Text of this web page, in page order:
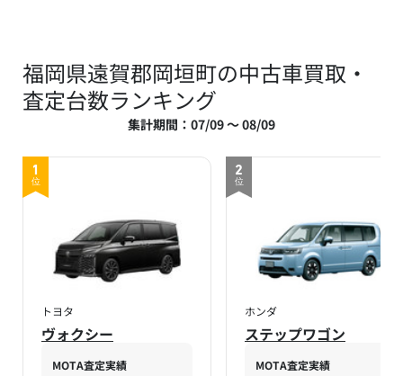
福岡県遠賀郡岡垣町の中古車買取・
査定台数ランキング
集計期間：07/09 ～ 08/09
1
位
トヨタ
ヴォクシー
MOTA査定実績
2
位
ホンダ
ステップワゴン
MOTA査定実績